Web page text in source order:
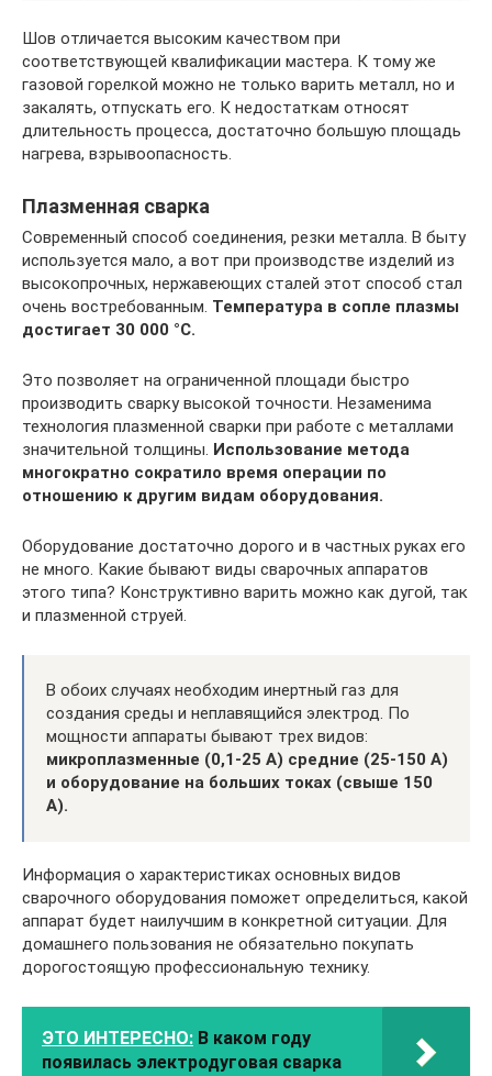
Шов отличается высоким качеством при
соответствующей квалификации мастера. К тому же
газовой горелкой можно не только варить металл, но и
закалять, отпускать его. К недостаткам относят
длительность процесса, достаточно большую площадь
нагрева, взрывоопасность.
Плазменная сварка
Современный способ соединения, резки металла. В быту
используется мало, а вот при производстве изделий из
высокопрочных, нержавеющих сталей этот способ стал
очень востребованным. Температура в сопле плазмы
достигает 30 000 °C.
Это позволяет на ограниченной площади быстро
производить сварку высокой точности. Незаменима
технология плазменной сварки при работе с металлами
значительной толщины. Использование метода
многократно сократило время операции по
отношению к другим видам оборудования.
Оборудование достаточно дорого и в частных руках его
не много. Какие бывают виды сварочных аппаратов
этого типа? Конструктивно варить можно как дугой, так
и плазменной струей.
В обоих случаях необходим инертный газ для
создания среды и неплавящийся электрод. По
мощности аппараты бывают трех видов:
микроплазменные (0,1-25 А) средние (25-150 А)
и оборудование на больших токах (свыше 150
А).
Информация о характеристиках основных видов
сварочного оборудования поможет определиться, какой
аппарат будет наилучшим в конкретной ситуации. Для
домашнего пользования не обязательно покупать
дорогостоящую профессиональную технику.
ЭТО ИНТЕРЕСНО: В каком году
появилась электродуговая сварка